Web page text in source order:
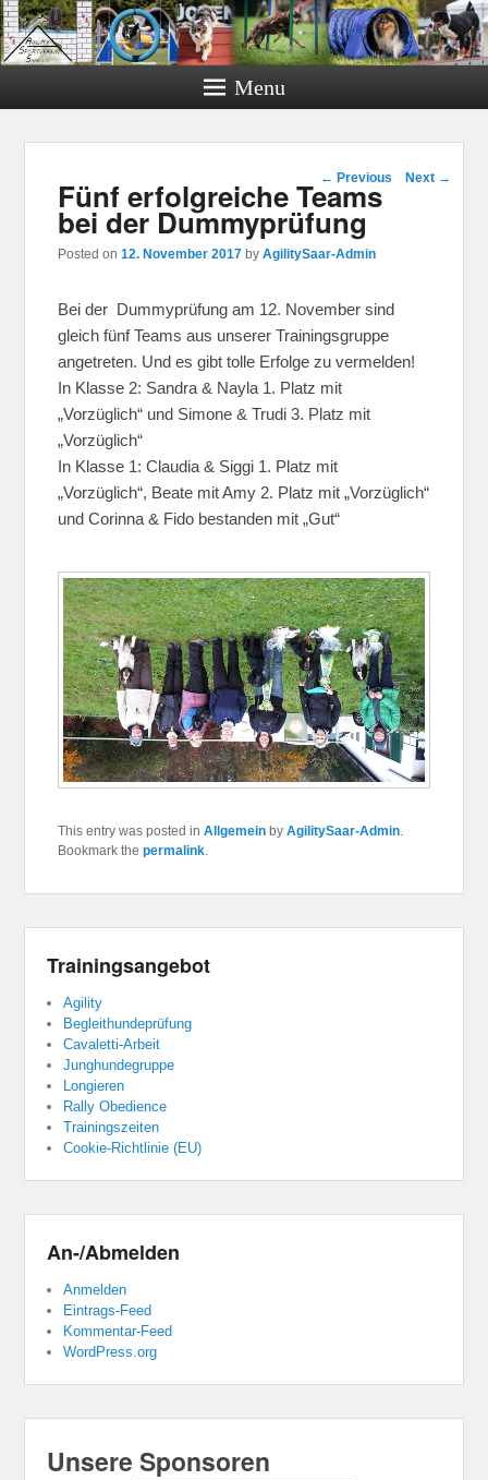
Menu
Post navigation
← Previous Next →
Fünf erfolgreiche Teams
bei der Dummyprüfung
Posted on12. November 2017 byAgilitySaar-Admin
Bei der Dummyprüfung am 12. November sind
gleich fünf Teams aus unserer Trainingsgruppe
angetreten. Und es gibt tolle Erfolge zu vermelden!
In Klasse 2: Sandra & Nayla 1. Platz mit
„Vorzüglich“ und Simone & Trudi 3. Platz mit
„Vorzüglich“
In Klasse 1: Claudia & Siggi 1. Platz mit
„Vorzüglich“, Beate mit Amy 2. Platz mit „Vorzüglich“
und Corinna & Fido bestanden mit „Gut“
This entry was posted inAllgemein byAgilitySaar-Admin.
Bookmark thepermalink.
Trainingsangebot
Agility
Begleithundeprüfung
Cavaletti-Arbeit
Junghundegruppe
Longieren
Rally Obedience
Trainingszeiten
Cookie-Richtlinie (EU)
An-/Abmelden
Anmelden
Eintrags-Feed
Kommentar-Feed
WordPress.org
Unsere Sponsoren